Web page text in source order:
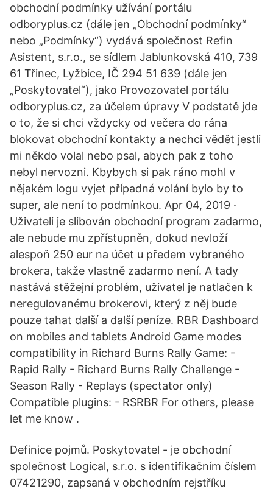
obchodní podmínky užívání portálu
odboryplus.cz (dále jen „Obchodní podmínky“
nebo „Podmínky“) vydává společnost Refin
Asistent, s.r.o., se sídlem Jablunkovská 410, 739
61 Třinec, Lyžbice, IČ 294 51 639 (dále jen
„Poskytovatel“), jako Provozovatel portálu
odboryplus.cz, za účelem úpravy V podstatě jde
o to, že si chci vždycky od večera do rána
blokovat obchodní kontakty a nechci vědět jestli
mi někdo volal nebo psal, abych pak z toho
nebyl nervozni. Kbybych si pak ráno mohl v
nějakém logu vyjet případná volání bylo by to
super, ale není to podmínkou. Apr 04, 2019 ·
Uživateli je slibován obchodní program zadarmo,
ale nebude mu zpřístupněn, dokud nevloží
alespoň 250 eur na účet u předem vybraného
brokera, takže vlastně zadarmo není. A tady
nastává stěžejní problém, uživatel je natlačen k
neregulovanému brokerovi, který z něj bude
pouze tahat další a další peníze. RBR Dashboard
on mobiles and tablets Android Game modes
compatibility in Richard Burns Rally Game: -
Rapid Rally - Richard Burns Rally Challenge -
Season Rally - Replays (spectator only)
Compatible plugins: - RSRBR For others, please
let me know .
Definice pojmů. Poskytovatel - je obchodní
společnost Logical, s.r.o. s identifikačním číslem
07421290, zapsaná v obchodním rejstříku